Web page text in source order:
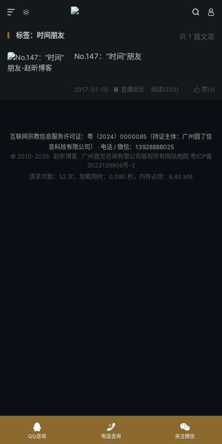
  

共 1 篇文章
标签：时间朋友
No.147：“时间”朋友
 赞(1 )
2017-01-10  直播创业 阅读(323)
互联网宗教信息服务许可证：粤（2024）0000085（持证主体：广州圆了信
息科技有限公司） · 电话 / 微信：13928888025
© 2010-2026 赵昕博客 广州直觉咨询有限公司版权所有 网站地图 粤ICP备
2023129906号-2
请求次数：52 次，加载用时：0.090 秒，内存占用：6.40 MB

QQ咨询

电话咨询

关注微信